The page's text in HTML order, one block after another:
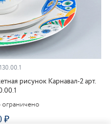
рисунок Карнавал-2 арт.
ограничено